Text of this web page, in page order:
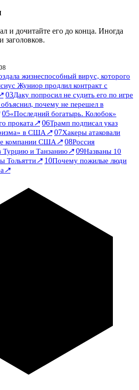
и дочитайте его до конца. Иногда
заголовков.
жизнеспособный вирус, которого
Жуниор продлил контракт с
03Даку попросил не судить его по игре
почему не перешел в
05«Последний богатырь. Колобок»
проката↗ 06Трамп подписал указ
в США↗ 07Хакеры атаковали
компании США↗ 08Россия
Турцию и Танзанию↗ 09Названы 10
Тольятти↗ 10Почему пожилые люди
↗